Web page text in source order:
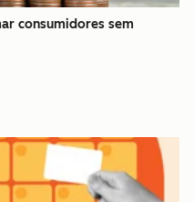
consumidores sem